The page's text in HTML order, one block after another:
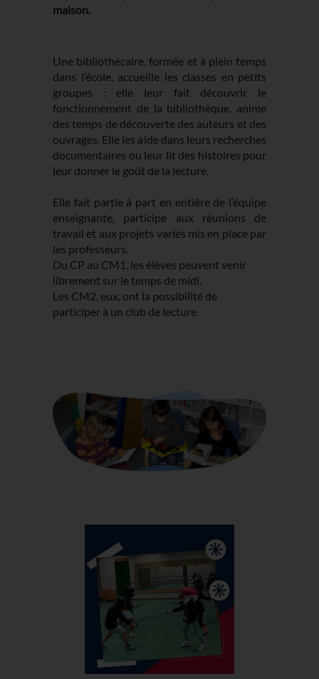
maison.
Une bibliothécaire, formée et à plein temps
dans l’école, accueille les classes en petits
groupes : elle leur fait découvrir le
fonctionnement de la bibliothèque, anime
des temps de découverte des auteurs et des
ouvrages. Elle les aide dans leurs recherches
documentaires ou leur lit des histoires pour
leur donner le goût de la lecture.
Elle fait partie à part en entière de l’équipe
enseignante, participe aux réunions de
travail et aux projets variés mis en place par
les professeurs.
Du CP au CM1, les élèves peuvent venir
librement sur le temps de midi.
Les CM2, eux, ont la possibilité de
participer à un club de lecture.